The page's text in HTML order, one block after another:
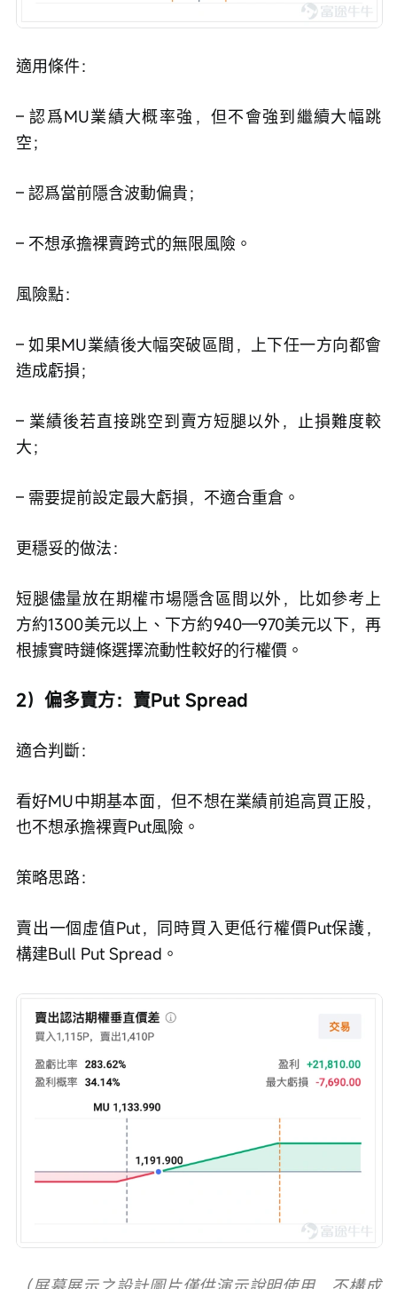
適用條件：
– 認爲MU業績大概率強，但不會強到繼續大幅跳
空；
– 認爲當前隱含波動偏貴；
– 不想承擔裸賣跨式的無限風險。
風險點：
– 如果MU業績後大幅突破區間，上下任一方向都會
造成虧損；
– 業績後若直接跳空到賣方短腿以外，止損難度較
大；
– 需要提前設定最大虧損，不適合重倉。
更穩妥的做法：
短腿儘量放在期權市場隱含區間以外，比如參考上
方約1300美元以上、下方約940—970美元以下，再
根據實時鏈條選擇流動性較好的行權價。
2）偏多賣方：賣Put Spread
適合判斷：
看好MU中期基本面，但不想在業績前追高買正股，
也不想承擔裸賣Put風險。
策略思路：
賣出一個虛值Put，同時買入更低行權價Put保護，
構建Bull Put Spread。